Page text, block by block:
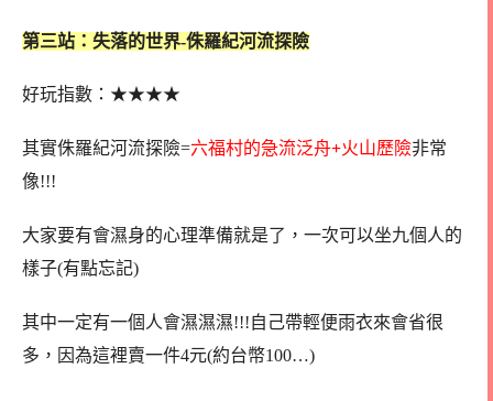
第三站：失落的世界-侏羅紀河流探險
好玩指數： ★★★★
其實侏羅紀河流探險=六福村的急流泛舟+火山歷險非常
像!!!
大家要有會濕身的心理準備就是了，一次可以坐九個人的
樣子(有點忘記)
其中一定有一個人會濕濕濕!!!自己帶輕便雨衣來會省很
多，因為這裡賣一件4元(約台幣100…)